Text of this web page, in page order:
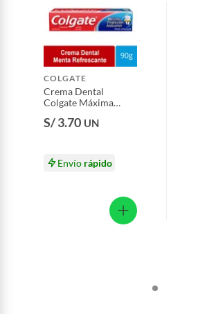
COLGATE
Crema Dental
Colgate Máxima
Anticaries Caja 90
S/ 3.70 UN
Envío rápido